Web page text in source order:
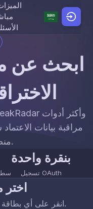
content
ابحث عن
مراقبة بيانات
منصة قبل الاختيار.
بنقرة واحدة
تسجيل OAuth
انقر على أي بطاقة لرؤية مقارنة مفصلة ميزة بميزة.